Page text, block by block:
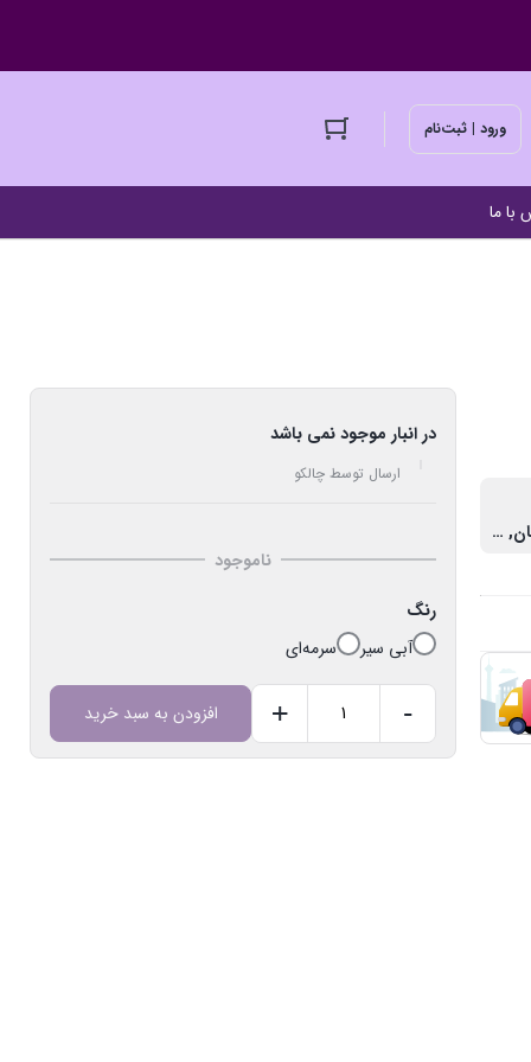
ورود | ثبت‌نام
با ما
۷۸ درصد کتان, ۲۲ درصد پلی آمید, ساخته شده از مواد اولیه ارگانیک
در انبار موجود نمی باشد
ارسال توسط چالکو
ناموجود
رنگ
آبی سیر
سرمه‌ای
-
+ افزودن به سبد خرید